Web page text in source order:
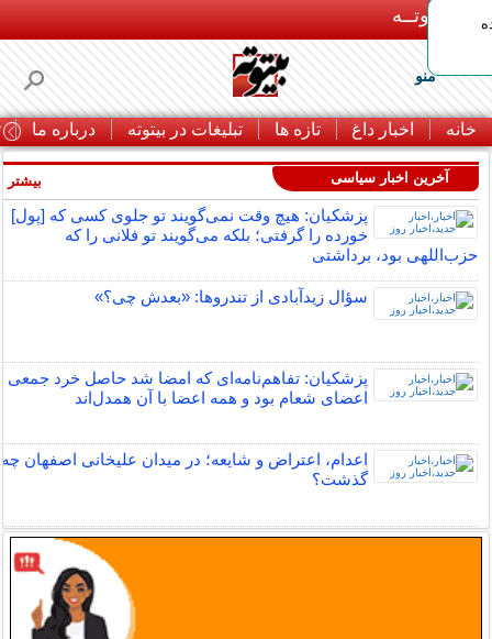
بـیتوتــه
منو
خانه اخبار داغ تازه ها تبلیغات در بیتوته درباره ما
آخرین اخبار سیاسی
پزشکیان: هیچ وقت نمی‌گویند تو جلوی کسی که [پول]
خورده را گرفتی؛ بلکه می‌گویند تو فلانی را که
حزب‌اللهی بود، برداشتی
سؤال زیدآبادی از تندروها: «بعدش چی؟»
پزشکیان: تفاهم‌نامه‌ای که امضا شد حاصل خرد جمعی
اعضای شعام بود و همه اعضا با آن همدل‌اند
اعدام، اعتراض و شایعه؛ در میدان علیخانی اصفهان چه
گذشت؟
بیشتر